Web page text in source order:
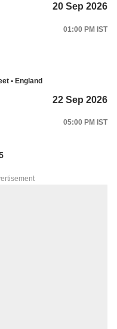
20 Sep 2026
01:00 PM IST
• England
22 Sep 2026
05:00 PM IST